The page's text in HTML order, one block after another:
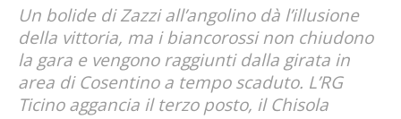
Un bolide di Zazzi all’angolino dà l’illusione
della vittoria, ma i biancorossi non chiudono
la gara e vengono raggiunti dalla girata in
area di Cosentino a tempo scaduto. L’RG
Ticino aggancia il terzo posto, il Chisola